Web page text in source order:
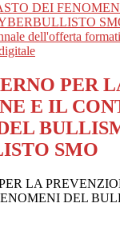
DEI
dell'offerta
PER
E IL
SMO
LA
DEL